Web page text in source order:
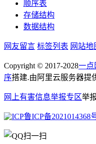
顺序表
存储结构
数据结构
网友留言 标签列表 网站地
Copyright © 2017-2028一点
序搭建.由阿里云服务器提
网上有害信息举报专区举
鲁ICP备2021014368